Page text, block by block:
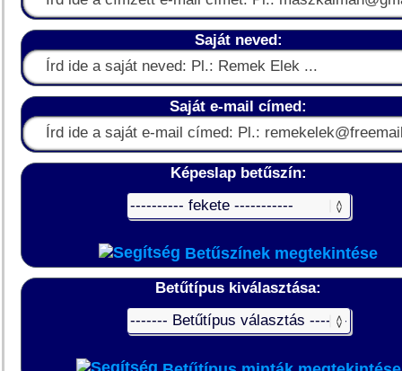
Saját neved:
Saját e-mail címed:
Képeslap betűszín:
Betűszínek megtekintése
Betűtípus kiválasztása: